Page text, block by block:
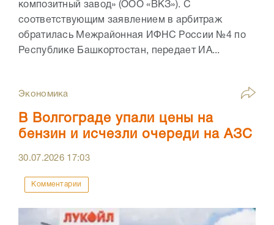
композитный завод» (ООО «ВКЗ»). С
соответствующим заявлением в арбитраж
обратилась Межрайонная ИФНС России №4 по
Республике Башкортостан, передает ИА...
Экономика
В Волгограде упали цены на
бензин и исчезли очереди на АЗС
30.07.2026 17:03
Комментарии